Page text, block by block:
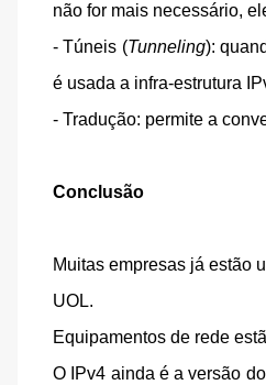
não for mais necessário,
- Túneis (Tunneling):
é usada a infra-estrutura
- Tradução: permite a
Conclusão
Muitas empresas já estão
UOL.
Equipamentos de rede
O IPv4 ainda é a versão